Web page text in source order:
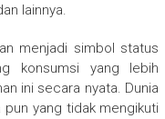
lainnya.
menjadi simbol status
konsumsi yang lebih
ini secara nyata. Dunia
yang tidak mengikuti